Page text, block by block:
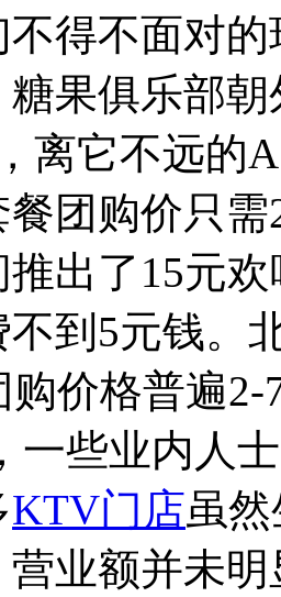
得不面对
果俱乐部
离它不远的
团购价只
推出了15元
到5元钱。
价格普遍2-
业内人士
KTV门店虽
业额并未